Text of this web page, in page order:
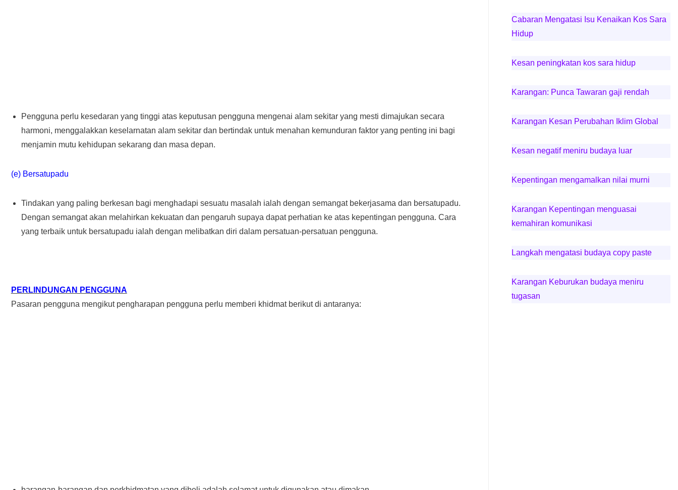
Pengguna perlu kesedaran yang tinggi atas keputusan pengguna mengenai alam sekitar yang mesti dimajukan secara
harmoni, menggalakkan keselarnatan alam sekitar dan bertindak untuk menahan kemunduran faktor yang penting ini bagi
menjamin mutu kehidupan sekarang dan masa depan.
(e) Bersatupadu
Tindakan yang paling berkesan bagi menghadapi sesuatu masalah ialah dengan semangat bekerjasama dan bersatupadu.
Dengan semangat akan melahirkan kekuatan dan pengaruh supaya dapat perhatian ke atas kepentingan pengguna. Cara
yang terbaik untuk bersatupadu ialah dengan melibatkan diri dalam persatuan-persatuan pengguna.
PERLINDUNGAN PENGGUNA
Pasaran pengguna mengikut pengharapan pengguna perlu memberi khidmat berikut di antaranya:
Cabaran Mengatasi Isu Kenaikan Kos Sara
Hidup
Kesan peningkatan kos sara hidup
Karangan: Punca Tawaran gaji rendah
Karangan Kesan Perubahan Iklim Global
Kesan negatif meniru budaya luar
Kepentingan mengamalkan nilai murni
Karangan Kepentingan menguasai
kemahiran komunikasi
Langkah mengatasi budaya copy paste
Karangan Keburukan budaya meniru
tugasan